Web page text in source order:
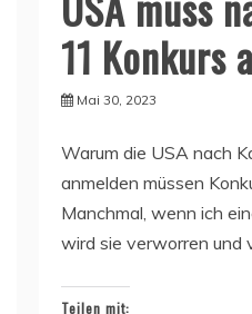
11 Konkurs
Mai 30, 2023
Warum die USA nach
anmelden müssen
Manchmal, wenn ich
wird sie verworren und
Teilen mit: